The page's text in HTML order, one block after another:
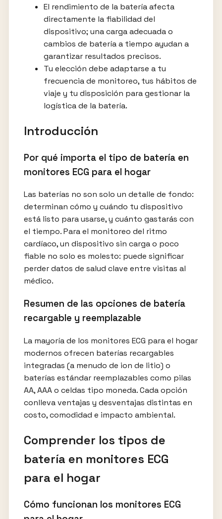
El rendimiento de la batería afecta
directamente la fiabilidad del
dispositivo; una carga adecuada o
cambios de batería a tiempo ayudan a
garantizar resultados precisos.
Tu elección debe adaptarse a tu
frecuencia de monitoreo, tus hábitos de
viaje y tu disposición para gestionar la
logística de la batería.
Introducción
Por qué importa el tipo de batería en
monitores ECG para el hogar
Las baterías no son solo un detalle de fondo:
determinan cómo y cuándo tu dispositivo
está listo para usarse, y cuánto gastarás con
el tiempo. Para el monitoreo del ritmo
cardíaco, un dispositivo sin carga o poco
fiable no solo es molesto: puede significar
perder datos de salud clave entre visitas al
médico.
Resumen de las opciones de batería
recargable y reemplazable
La mayoría de los monitores ECG para el hogar
modernos ofrecen baterías recargables
integradas (a menudo de ion de litio) o
baterías estándar reemplazables como pilas
AA, AAA o celdas tipo moneda. Cada opción
conlleva ventajas y desventajas distintas en
costo, comodidad e impacto ambiental.
Comprender los tipos de
batería en monitores ECG
para el hogar
Cómo funcionan los monitores ECG